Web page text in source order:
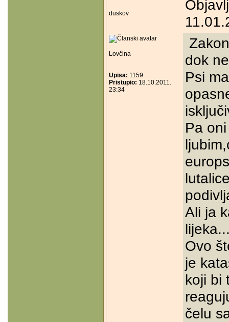
duskov
Lovčina
Upisa: 1159
Pristupio: 18.10.2011.
23:34
dok
Psi
Pa
Ali ja
Ovo
je
koji bi
čelu